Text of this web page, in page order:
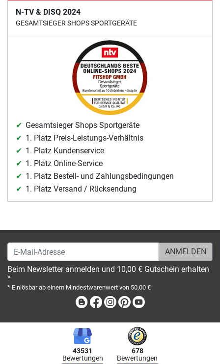
N-TV & DISQ 2024
GESAMTSIEGER SHOPS SPORTGERÄTE
Gesamtsieger Shops Sportgeräte
1. Platz Preis-Leistungs-Verhältnis
1. Platz Kundenservice
1. Platz Online-Service
1. Platz Bestell- und Zahlungsbedingungen
1. Platz Versand / Rücksendung
E-Mail-Adresse
Beim Newsletter anmelden und 10,00 € Gutschein erhalten
*
* Einlösbar ab einem Mindestwarenwert von 50,00 €
BlogFacebook
Instagram
Pinterest
43531
Bewertungen
678
Bewertungen